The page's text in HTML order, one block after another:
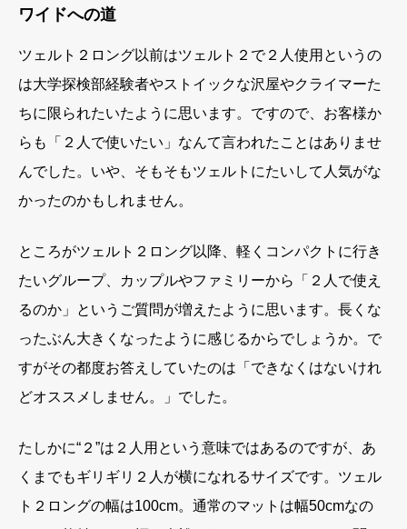
ワイドへの道
ツェルト２ロング以前はツェルト２で２人使用というの
は大学探検部経験者やストイックな沢屋やクライマーた
ちに限られたいたように思います。ですので、お客様か
らも「２人で使いたい」なんて言われたことはありませ
んでした。いや、そもそもツェルトにたいして人気がな
かったのかもしれません。
ところがツェルト２ロング以降、軽くコンパクトに行き
たいグループ、カップルやファミリーから「２人で使え
るのか」というご質問が増えたように思います。長くな
ったぶん大きくなったように感じるからでしょうか。で
すがその都度お答えしていたのは「できなくはないけれ
どオススメしません。」でした。
たしかに“２”は２人用という意味ではあるのですが、あ
くまでもギリギリ２人が横になれるサイズです。ツェル
ト２ロングの幅は100cm。通常のマットは幅50cmなの